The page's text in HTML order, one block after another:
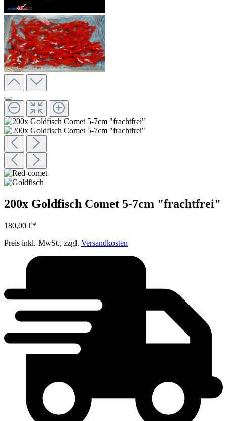
200x Goldfisch Comet 5-7cm "frachtfrei"
180,00 €*
Preis inkl. MwSt., zzgl. Versandkosten